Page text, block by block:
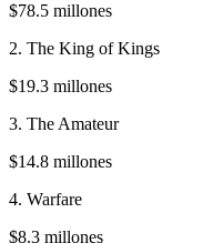
$78.5 millones
2. The King of Kings
$19.3 millones
3. The Amateur
$14.8 millones
4. Warfare
$8.3 millones